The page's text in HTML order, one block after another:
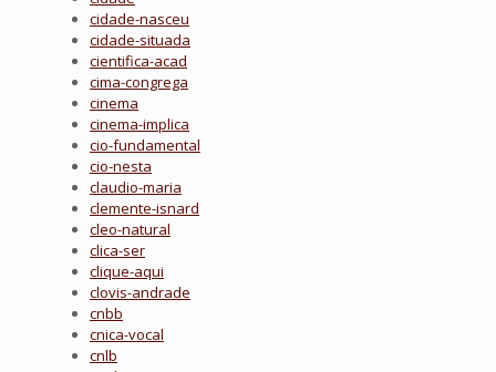
cidade-nasceu
cidade-situada
cientifica-acad
cima-congrega
cinema
cinema-implica
cio-fundamental
cio-nesta
claudio-maria
clemente-isnard
cleo-natural
clica-ser
clique-aqui
clovis-andrade
cnbb
cnica-vocal
cnlb